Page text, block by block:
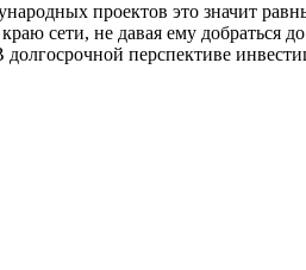
проектов это значит
сети, не давая ему добраться
перспективе